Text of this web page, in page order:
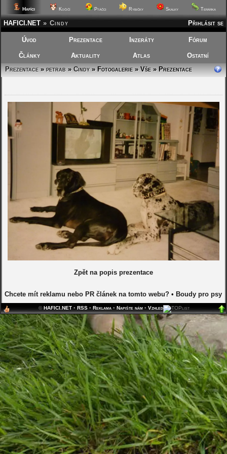
Hafíci Kočičí Ptáčci Rybičky Skalky Terárka
Přihlásit se
HAFICI.NET » Cindy
Úvod Prezentace Inzeráty Fórum
Články Aktuality Atlas
Ostatní
Prezentace»petrab»Cindy»Fotogalerie » Vše » Prezentace
Zpět na popis prezentace
Chcete mít reklamu nebo PR článek na tomto webu? • Boudy pro psy
©HAFICI.NET •RSS •Reklama •Napište nám •Vzhled